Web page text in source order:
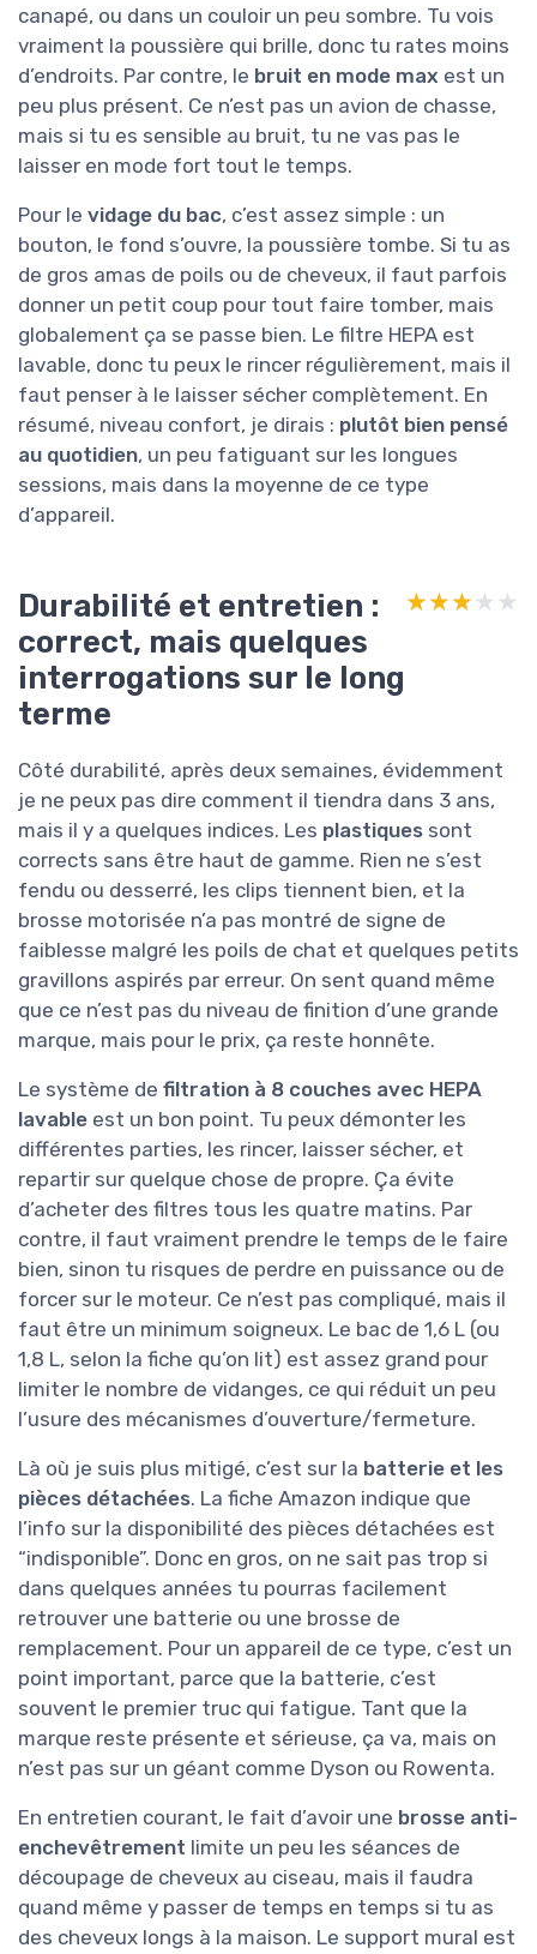
canapé, ou dans un couloir un peu sombre. Tu vois
vraiment la poussière qui brille, donc tu rates moins
d’endroits. Par contre, le bruit en mode max est un
peu plus présent. Ce n’est pas un avion de chasse,
mais si tu es sensible au bruit, tu ne vas pas le
laisser en mode fort tout le temps.
Pour le vidage du bac, c’est assez simple : un
bouton, le fond s’ouvre, la poussière tombe. Si tu as
de gros amas de poils ou de cheveux, il faut parfois
donner un petit coup pour tout faire tomber, mais
globalement ça se passe bien. Le filtre HEPA est
lavable, donc tu peux le rincer régulièrement, mais il
faut penser à le laisser sécher complètement. En
résumé, niveau confort, je dirais : plutôt bien pensé
au quotidien, un peu fatiguant sur les longues
sessions, mais dans la moyenne de ce type
d’appareil.
Durabilité et entretien :
correct, mais quelques
interrogations sur le long
terme
★★★★★
★★★★★
Côté durabilité, après deux semaines, évidemment
je ne peux pas dire comment il tiendra dans 3 ans,
mais il y a quelques indices. Les plastiques sont
corrects sans être haut de gamme. Rien ne s’est
fendu ou desserré, les clips tiennent bien, et la
brosse motorisée n’a pas montré de signe de
faiblesse malgré les poils de chat et quelques petits
gravillons aspirés par erreur. On sent quand même
que ce n’est pas du niveau de finition d’une grande
marque, mais pour le prix, ça reste honnête.
Le système de filtration à 8 couches avec HEPA
lavable est un bon point. Tu peux démonter les
différentes parties, les rincer, laisser sécher, et
repartir sur quelque chose de propre. Ça évite
d’acheter des filtres tous les quatre matins. Par
contre, il faut vraiment prendre le temps de le faire
bien, sinon tu risques de perdre en puissance ou de
forcer sur le moteur. Ce n’est pas compliqué, mais il
faut être un minimum soigneux. Le bac de 1,6 L (ou
1,8 L, selon la fiche qu’on lit) est assez grand pour
limiter le nombre de vidanges, ce qui réduit un peu
l’usure des mécanismes d’ouverture/fermeture.
Là où je suis plus mitigé, c’est sur la batterie et les
pièces détachées. La fiche Amazon indique que
l’info sur la disponibilité des pièces détachées est
“indisponible”. Donc en gros, on ne sait pas trop si
dans quelques années tu pourras facilement
retrouver une batterie ou une brosse de
remplacement. Pour un appareil de ce type, c’est un
point important, parce que la batterie, c’est
souvent le premier truc qui fatigue. Tant que la
marque reste présente et sérieuse, ça va, mais on
n’est pas sur un géant comme Dyson ou Rowenta.
En entretien courant, le fait d’avoir une brosse anti-
enchevêtrement limite un peu les séances de
découpage de cheveux au ciseau, mais il faudra
quand même y passer de temps en temps si tu as
des cheveux longs à la maison. Le support mural est